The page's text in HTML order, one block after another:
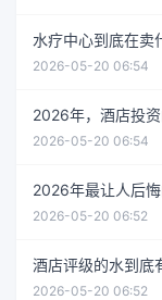
水疗中心到底在卖
2026-05-20 06:54
2026年，酒店投资
2026-05-20 06:54
2026年最让人后
2026-05-20 06:52
酒店评级的水到底
2026-05-20 06:52